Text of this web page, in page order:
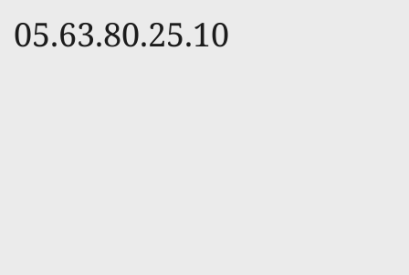
05.63.80.25.10